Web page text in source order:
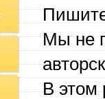
Мы не
В этом